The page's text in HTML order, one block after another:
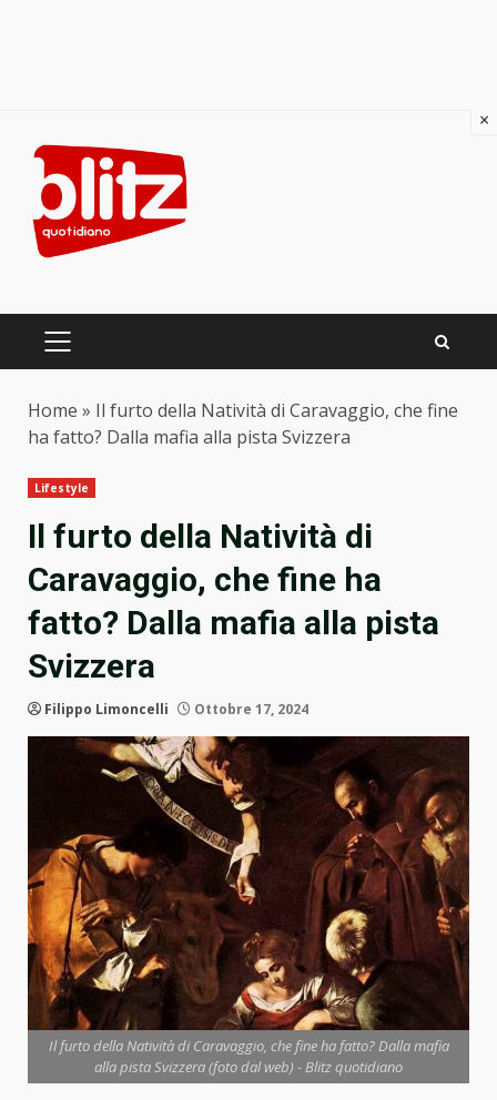
content
PRIMARY
Home » Il furto della Natività di Caravaggio, che fine
ha fatto? Dalla mafia alla pista Svizzera
Lifestyle
Il furto della Natività di
Caravaggio, che fine ha
fatto? Dalla mafia alla pista
Svizzera
Filippo Limoncelli Ottobre 17, 2024
Il furto della Natività di Caravaggio, che fine ha fatto? Dalla mafia
alla pista Svizzera (foto dal web) - Blitz quotidiano
×